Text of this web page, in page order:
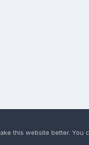
this website better. You